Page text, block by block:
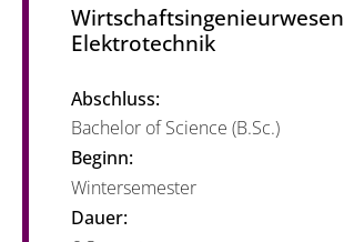
Wirtschaftsingenieurwesen
Elektrotechnik
Abschluss:
Bachelor of Science (B.Sc.)
Beginn:
Wintersemester
Dauer: